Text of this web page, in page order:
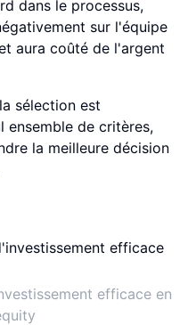
dans le processus,
sur l'équipe
aura coûté de l'argent
sélection est
ensemble de critères,
la meilleure décision
efficace en